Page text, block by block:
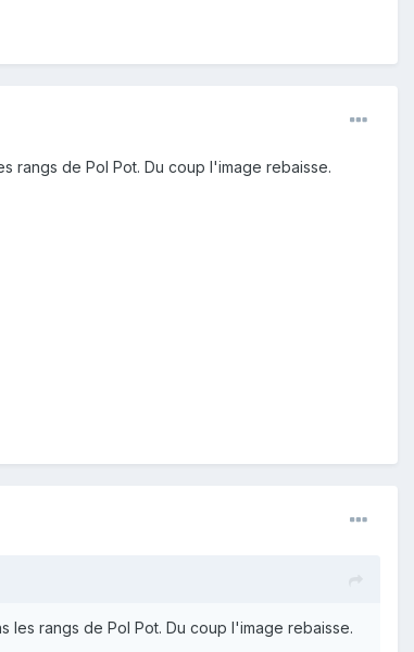
rangs de Pol Pot. Du coup l'image rebaisse.
les rangs de Pol Pot. Du coup l'image rebaisse.